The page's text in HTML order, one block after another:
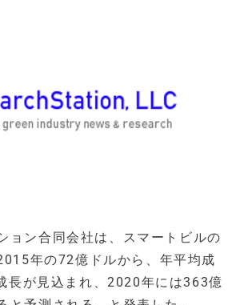
ョン合同会社は、スマートビルの
年の72億ドルから、年平均成
長が見込まれ、2020年には363億